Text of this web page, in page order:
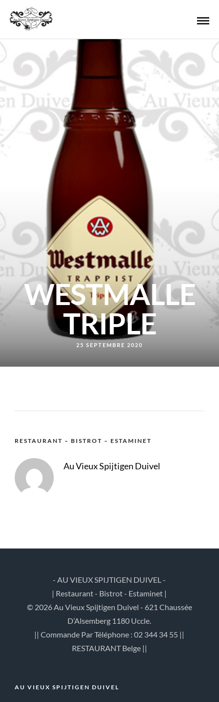
WESTMALLE
TRIPLE
25 SEPTEMBRE 2020
RESTAURANT – BISTROT – ESTAMINET
Au Vieux Spijtigen Duivel
- AU VIEUX SPIJTIGEN DUIVEL -
| Restaurant - Bistrot - Estaminet |
© 2026 Au Vieux Spijtigen Duivel - 621 Chaussée
D’Alsemberg 1180 Uccle.
|| Commande Par Téléphone : 02 344 34 55 ||
RESTAURANT Belge ||
AU VIEUX SPIJTIGEN DUIVEL